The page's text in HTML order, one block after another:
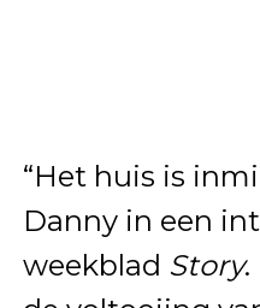
“Het huis is
Danny in een
weekblad Story.